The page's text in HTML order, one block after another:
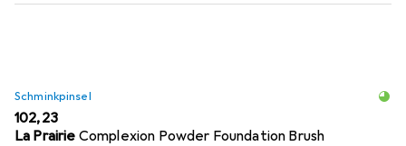
Schminkpinsel
EUR
102,23
La Prairie Complexion Powder Foundation Brush